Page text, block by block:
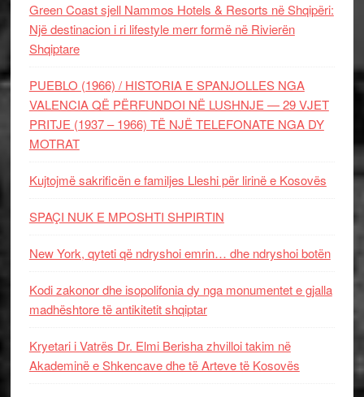
Green Coast sjell Nammos Hotels & Resorts në Shqipëri:
Një destinacion i ri lifestyle merr formë në Rivierën
Shqiptare
PUEBLO (1966) / HISTORIA E SPANJOLLES NGA
VALENCIA QË PËRFUNDOI NË LUSHNJE — 29 VJET
PRITJE (1937 – 1966) TË NJË TELEFONATE NGA DY
MOTRAT
Kujtojmë sakrificën e familjes Lleshi për lirinë e Kosovës
SPAÇI NUK E MPOSHTI SHPIRTIN
New York, qyteti që ndryshoi emrin… dhe ndryshoi botën
Kodi zakonor dhe isopolifonia dy nga monumentet e gjalla
madhështore të antikitetit shqiptar
Kryetari i Vatrës Dr. Elmi Berisha zhvilloi takim në
Akademinë e Shkencave dhe të Arteve të Kosovës